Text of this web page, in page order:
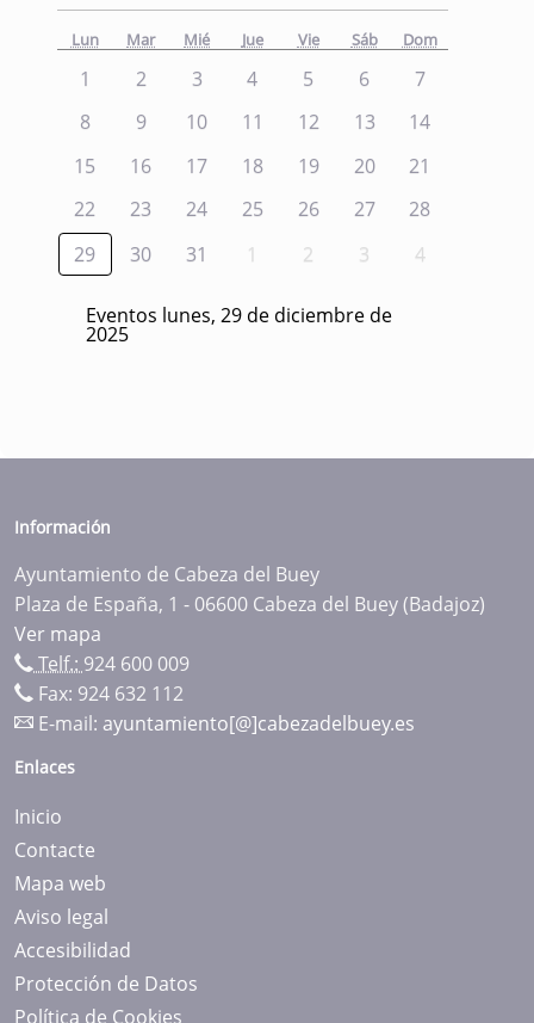
Lun Mar Mié Jue Vie Sáb Dom
1 2 3 4 5 6
7
8
9 10 11 12 13
14
15
16 17 18 19 20
21
22
23 24 25 26 27
28
29
30 31 1 2 3 4
Eventos lunes, 29 de diciembre de
2025
Información
Ayuntamiento de Cabeza del Buey
Plaza de España, 1 - 06600 Cabeza del Buey (Badajoz)
Ver mapa
Telf.: 924 600 009
Fax: 924 632 112
E-mail: ayuntamiento[@]cabezadelbuey.es
Enlaces
Inicio
Contacte
Mapa web
Aviso legal
Accesibilidad
Protección de Datos
Política de Cookies